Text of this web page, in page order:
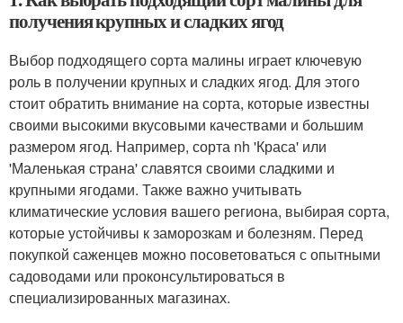
получения крупных и сладких ягод
Выбор подходящего сорта малины играет ключевую
роль в получении крупных и сладких ягод. Для этого
стоит обратить внимание на сорта, которые известны
своими высокими вкусовыми качествами и большим
размером ягод. Например, сорта nh 'Краса' или
'Маленькая страна' славятся своими сладкими и
крупными ягодами. Также важно учитывать
климатические условия вашего региона, выбирая сорта,
которые устойчивы к заморозкам и болезням. Перед
покупкой саженцев можно посоветоваться с опытными
садоводами или проконсультироваться в
специализированных магазинах.